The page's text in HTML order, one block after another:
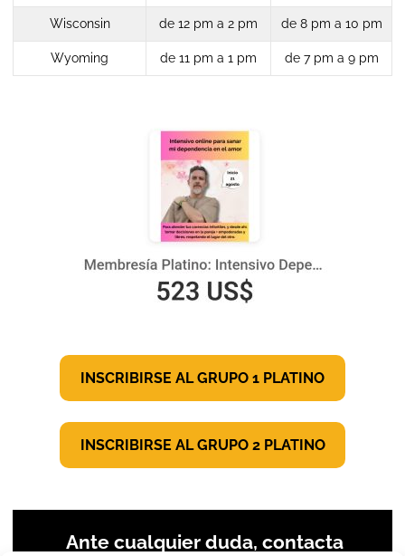
Wisconsin de 12 pm a 2 pm de 8 pm a 10 pm
Wyoming de 11 pm a 1 pm de 7 pm a 9 pm
INSCRIBIRSE AL GRUPO 1 PLATINO
INSCRIBIRSE AL GRUPO 2 PLATINO
Ante cualquier duda, contacta